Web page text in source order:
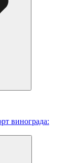
винограда: